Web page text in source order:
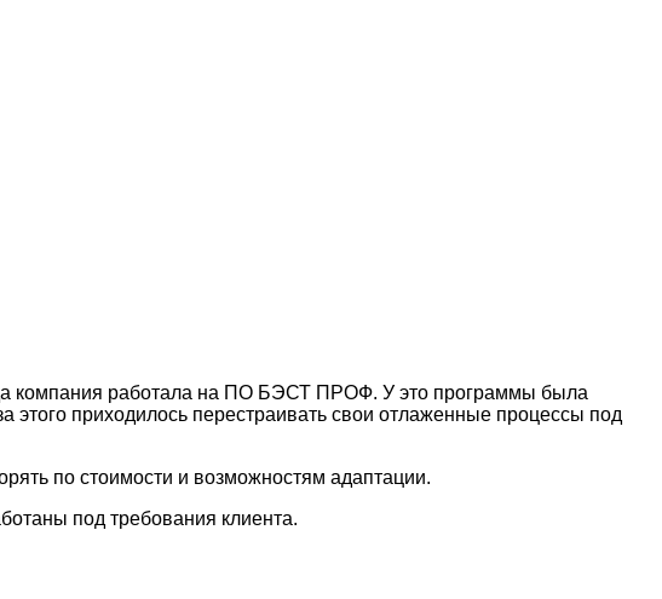
компания работала на ПО БЭСТ ПРОФ. У это программы была
этого приходилось перестраивать свои отлаженные процессы под
по стоимости и возможностям адаптации.
под требования клиента.